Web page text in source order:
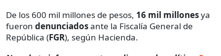
De los 600 mil millones de pesos, 16 mil millonesya
fueron denunciadosante la Fiscalía General de
República (FGR), según Hacienda.